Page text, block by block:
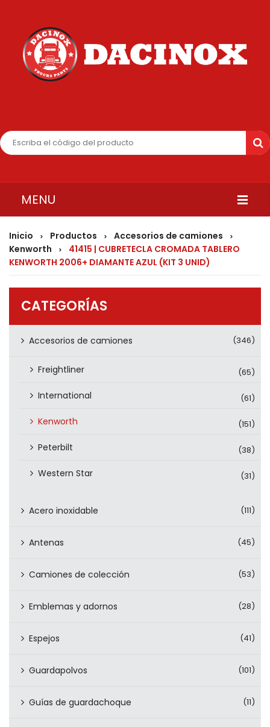
MENU
INICIO
QUIENES SOMOS
PRODUCTOS
CONTÁCTENOS
Inicio > Productos > Accesorios de camiones >
Kenworth >
41415 | CUBRETECLA CROMADA TABLERO
KENWORTH 2006+ DIAMANTE AZUL (KIT 3 UNID)
CATEGORÍAS
Accesorios de camiones (346)
Freightliner (65)
International (61)
Kenworth (151)
Peterbilt (38)
Western Star (31)
Acero inoxidable (111)
Antenas (45)
Camiones de colección (53)
Emblemas y adornos (28)
Espejos (41)
Guardapolvos (101)
Guías de guardachoque (11)